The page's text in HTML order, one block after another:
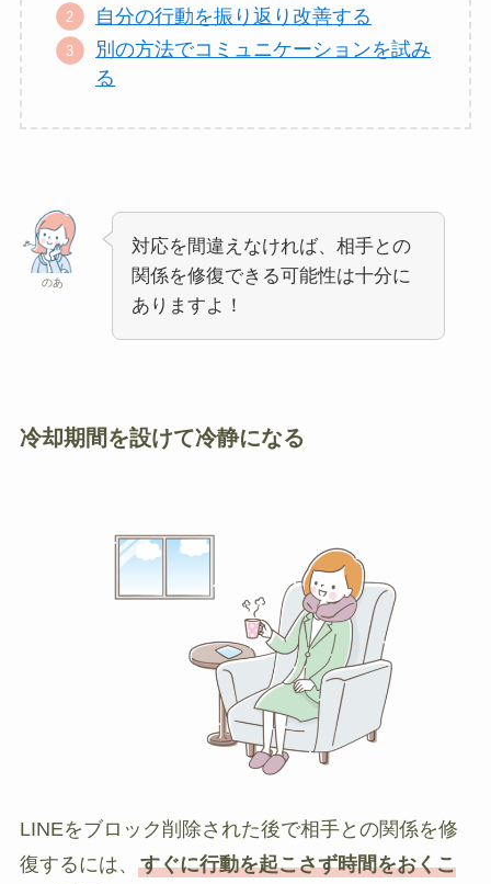
自分の行動を振り返り改善する
別の方法でコミュニケーションを試み
る
のあ
対応を間違えなければ、相手との
関係を修復できる可能性は十分に
ありますよ！
冷却期間を設けて冷静になる
LINEをブロック削除された後で相手との関係を修
復するには、 すぐに行動を起こさず時間をおくこ